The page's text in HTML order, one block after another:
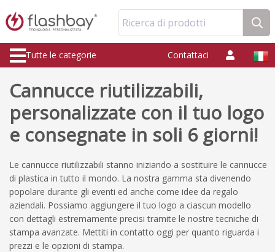
Ricerca di prodotti
Tutte le categorie Contattaci
Cannucce riutilizzabili,
personalizzate con il tuo logo
e consegnate in soli 6 giorni!
Le cannucce riutilizzabili stanno iniziando a sostituire le cannucce
di plastica in tutto il mondo. La nostra gamma sta divenendo
popolare durante gli eventi ed anche come idee da regalo
aziendali. Possiamo aggiungere il tuo logo a ciascun modello
con dettagli estremamente precisi tramite le nostre tecniche di
stampa avanzate. Mettiti in contatto oggi per quanto riguarda i
prezzi e le opzioni di stampa.